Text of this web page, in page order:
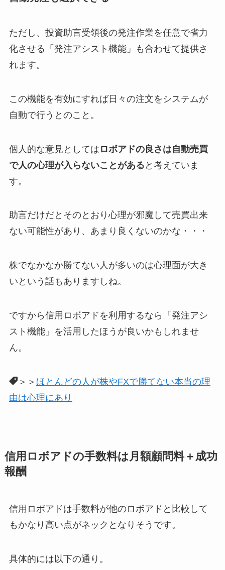
ただし、投資助言受領後の発注作業を任意で省力
化させる「発注アシスト機能」も合わせて提供さ
れます。
この機能を有効にすれば日々の注文をシステムが
自動で行うとのこと。
個人的な意見としては ロボアドの良さは自動売買
で人の心理が入らないことがある と考えていま
す。
助言だけだとそのとおり心理が邪魔して売買出来
ない可能性があり、あまり良くないのかな・・・
株でなかなか勝てない人が多いのは心理面が大き
いという話もありますしね。
ですから信用ロボアドを利用するなら「発注アシ
スト機能」を活用したほうが良いかもしれませ
ん。
＞＞ ほとんどの人が株やFXで勝てない本当の理
由は心理にあり
信用ロボアドの手数料は月額顧問料＋成功
報酬
信用ロボアドは手数料が他のロボアドと比較して
もかなり高い点がネックとなりそうです。
具体的には以下の通り。